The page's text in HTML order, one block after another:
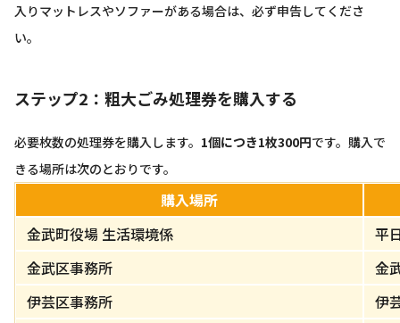
入りマットレスやソファーがある場合は、必ず申告してくださ
い。
ステップ2：粗大ごみ処理券を購入する
必要枚数の処理券を購入します。 1個につき1枚300円です。購入で
きる場所は次のとおりです。
購入場所
金武町役場 生活環境係
平
金武区事務所
金
伊芸区事務所
伊